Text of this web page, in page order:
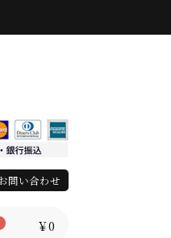
問い合わせ
￥0